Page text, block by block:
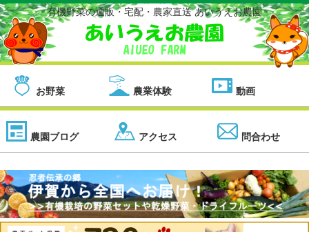
有機野菜の通販・宅配・農家直送 あいうえお農園
お野菜 農業体験 動画
農園ブログ アクセス 問合わせ